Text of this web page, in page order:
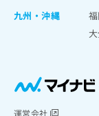
九州・沖縄
運営会社